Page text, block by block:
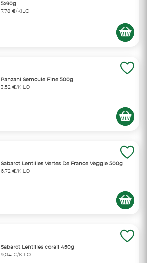
5x90g
7,78 €/KILO
Panzani Semoule Fine 500g
3,52 €/KILO
Sabarot Lentilles Vertes De France Veggie 500g
6,72 €/KILO
Sabarot Lentilles corail 450g
9,04 €/KILO